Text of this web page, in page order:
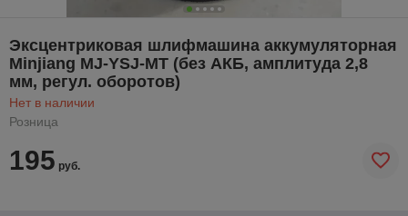
Эксцентриковая шлифмашина аккумуляторная
Minjiang MJ-YSJ-MT (без АКБ, амплитуда 2,8
мм, регул. оборотов)
Нет в наличии
Розница
195 руб.